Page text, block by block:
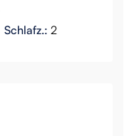
Schlafz.: 2